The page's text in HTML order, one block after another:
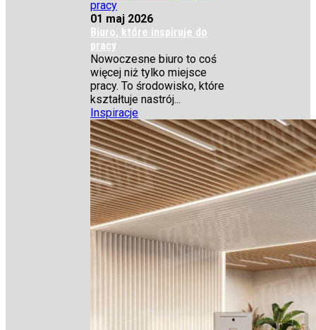
01 maj 2026
Biuro, które inspiruje do
pracy
Nowoczesne biuro to coś
więcej niż tylko miejsce
pracy. To środowisko, które
kształtuje nastrój...
Inspiracje